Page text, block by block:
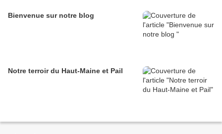
Bienvenue sur notre blog
Notre terroir du Haut-Maine et Pail